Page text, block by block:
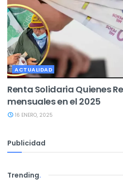
ACTUALIDAD
Renta Solidaria Quienes
mensuales en el 2025
16 ENERO, 2025
Publicidad
Trending.